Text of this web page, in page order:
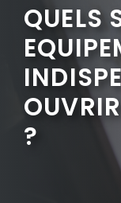
QUELS
?